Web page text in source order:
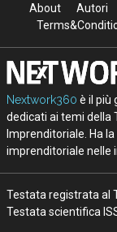
About Autori
Nextwork360 è il più
dedicati ai temi della
Imprenditoriale. Ha
imprenditoriale nelle
Testata registrata al
Testata scientifica